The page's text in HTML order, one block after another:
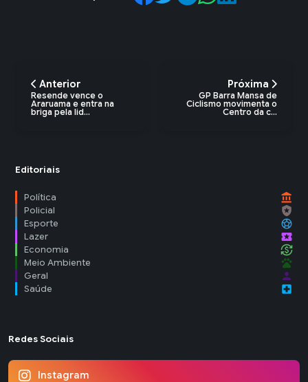
Anterior
Resende vence o
Araruama e entra na
briga pela lid...
Próxima
GP Barra Mansa de
Ciclismo movimenta o
Centro da c...
Editoriais
Política account_balance
Policial local_police
Esporte sports_soccer
Lazer local_activity
Economia currency_exchange
Meio Ambiente pets
Geral person
Saúde local_hospital
Redes Sociais
Instagram